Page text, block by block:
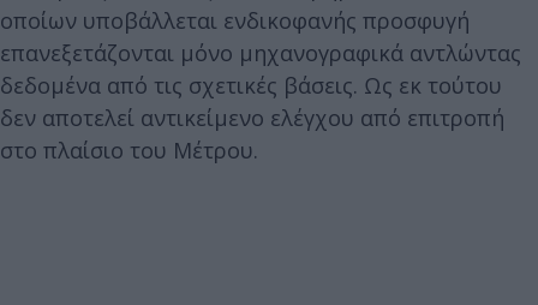
οποίων υποβάλλεται ενδικοφανής προσφυγή
επανεξετάζονται μόνο μηχανογραφικά αντλώντας
δεδομένα από τις σχετικές βάσεις. Ως εκ τούτου
δεν αποτελεί αντικείμενο ελέγχου από επιτροπή
στο πλαίσιο του Μέτρου.